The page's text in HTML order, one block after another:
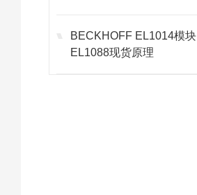
BECKHOFF EL1014模块
EL1088现货原理